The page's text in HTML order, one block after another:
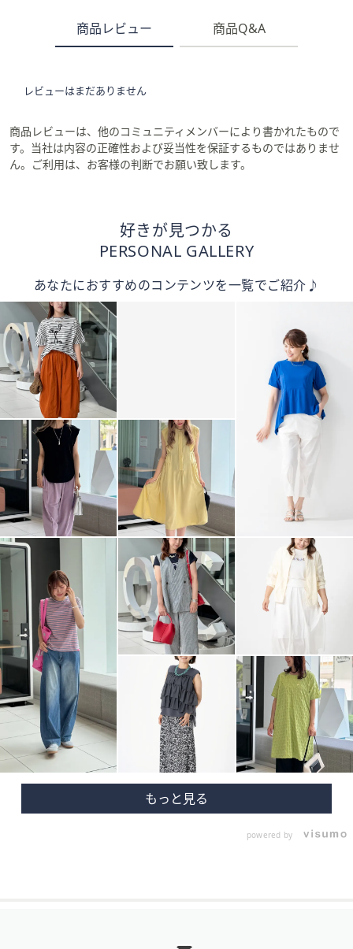
商品レビュー 商品Q&A
レビューはまだありません
商品レビューは、他のコミュニティメンバーにより書かれたもので
す。当社は内容の正確性および妥当性を保証するものではありませ
ん。ご利用は、お客様の判断でお願い致します。
好きが見つかる
PERSONAL GALLERY
あなたにおすすめのコンテンツを一覧でご紹介♪
powered by